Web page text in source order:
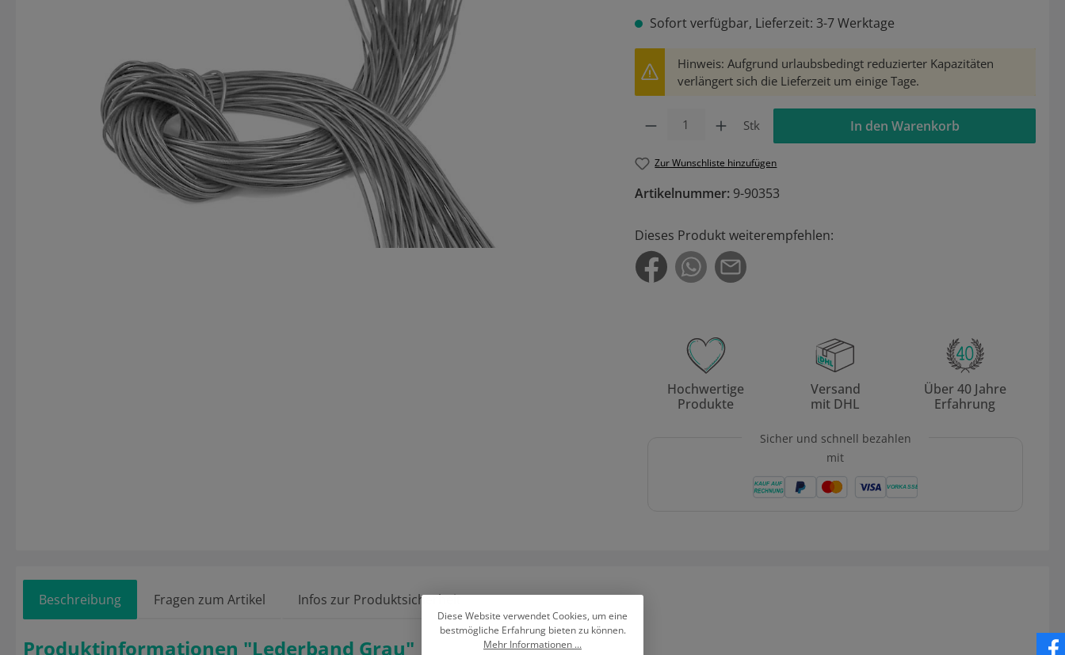
Sofort verfügbar, Lieferzeit: 3-7 Werktage
Hinweis: Aufgrund urlaubsbedingt reduzierter Kapazitäten
verlängert sich die Lieferzeit um einige Tage.
Stk In den Warenkorb
Zur Wunschliste hinzufügen
Artikelnummer: 9-90353
Dieses Produkt weiterempfehlen:
Hochwertige
Produkte
Versand
mit DHL
Über 40 Jahre
Erfahrung
Sicher und schnell bezahlen
mit
Beschreibung Fragen zum Artikel Infos zur Produktsicherheit
Produktinformationen "Lederband Grau"
Diese Website verwendet Cookies, um eine
bestmögliche Erfahrung bieten zu können.
Mehr Informationen ...